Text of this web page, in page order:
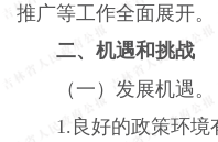
推广等工作全面展开。
二、机遇和挑战
（一）发展机遇。
1.良好的政策环